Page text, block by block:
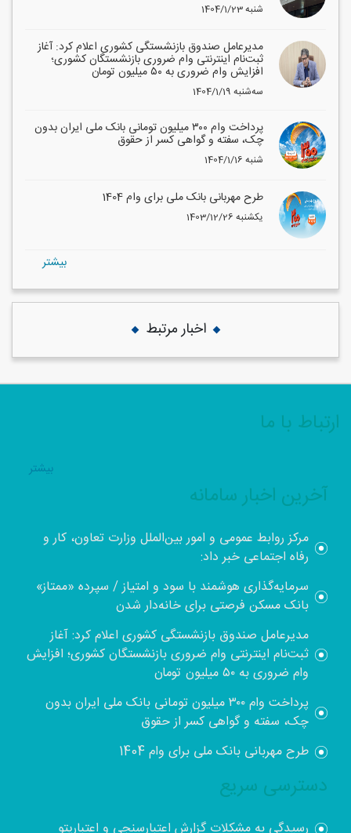
1404/1/23 شنبه
مدیرعامل صندوق بازنشستگی کشوری اعلام کرد: آغاز
ثبت‌نام اینترنتی وام ضروری بازنشستگان کشوری؛
افزایش وام ضروری به ۵۰ میلیون تومان
1404/1/19 سه‌شنبه
پرداخت وام ۳۰۰ میلیون تومانی بانک ملی ایران بدون
چک، سفته و گواهی کسر از حقوق
1404/1/16 شنبه
طرح مهربانی بانک ملی برای وام 1404
1403/12/26 یکشنبه
بيشتر
اخبار مرتبط
ارتباط با ما
بيشتر
آخرین اخبار سامانه
مرکز روابط عمومی و امور بین‌الملل وزارت تعاون، کار و
رفاه اجتماعی خبر داد:
سرمایه‌گذاری هوشمند با سود و امتیاز / سپرده «ممتاز»
بانک مسکن فرصتی برای خانه‌دار شدن
مدیرعامل صندوق بازنشستگی کشوری اعلام کرد: آغاز
ثبت‌نام اینترنتی وام ضروری بازنشستگان کشوری؛ افزایش
وام ضروری به ۵۰ میلیون تومان
پرداخت وام ۳۰۰ میلیون تومانی بانک ملی ایران بدون
چک، سفته و گواهی کسر از حقوق
طرح مهربانی بانک ملی برای وام 1404
دسترسی سریع
رسیدگی به مشکلات گزارش اعتبارسنجی و اعتباریتو